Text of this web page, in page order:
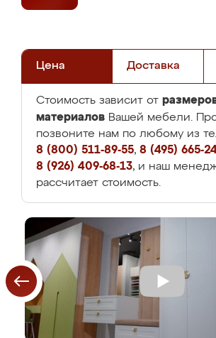
Цена Доставка
Стоимость зависит от
материалов Вашей мебели.
позвоните нам по любому из
8 (800) 511-89-55, 8 (495) 665-
8 (926) 409-68-13, и наш
рассчитает стоимость.